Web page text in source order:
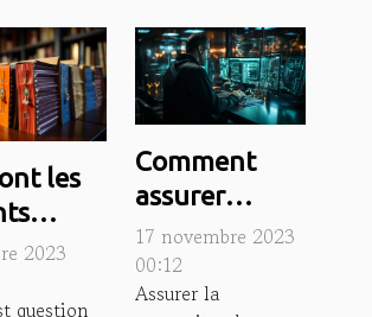
les
ou
2023
question
Comment
assurer
efficacement
la protection
des données
17 novembre 2023
00:12
Assurer la